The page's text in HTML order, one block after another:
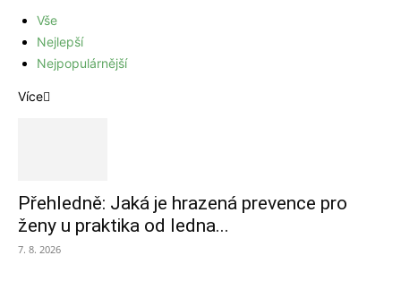
Vše
Nejlepší
Nejpopulárnější
Více
Přehledně: Jaká je hrazená prevence pro
ženy u praktika od ledna...
7. 8. 2026